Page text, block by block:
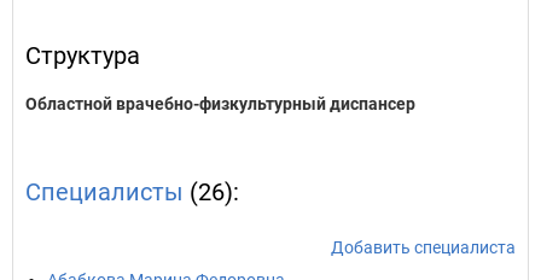
Структура
Областной врачебно-физкультурный диспансер
Специалисты (26):
Добавить специалиста